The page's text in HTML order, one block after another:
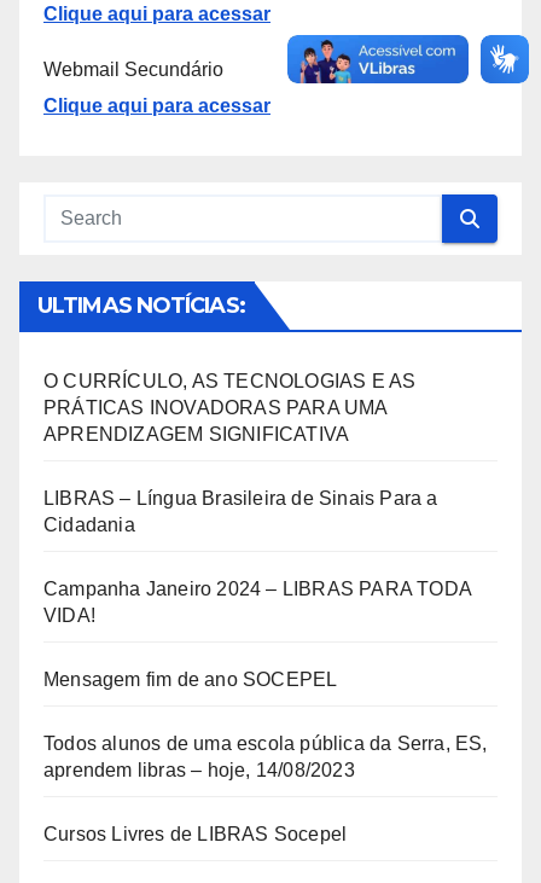
Clique aqui para acessar
Webmail Secundário
Clique aqui para acessar
ULTIMAS NOTÍCIAS:
O CURRÍCULO, AS TECNOLOGIAS E AS
PRÁTICAS INOVADORAS PARA UMA
APRENDIZAGEM SIGNIFICATIVA
LIBRAS – Língua Brasileira de Sinais Para a
Cidadania
Campanha Janeiro 2024 – LIBRAS PARA TODA
VIDA!
Mensagem fim de ano SOCEPEL
Todos alunos de uma escola pública da Serra, ES,
aprendem libras – hoje, 14/08/2023
Cursos Livres de LIBRAS Socepel